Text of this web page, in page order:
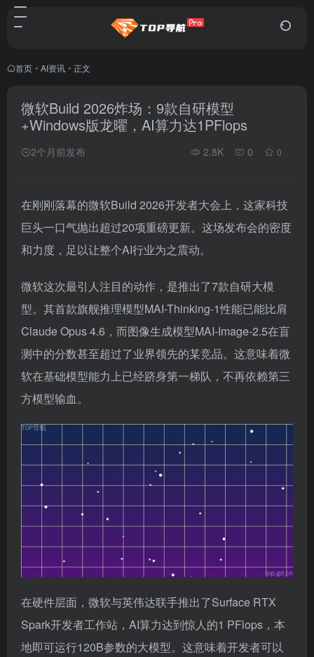
首页 • AI资讯 • 正文
微软Build 2026炸场：9款自研模型
+Windows版龙曜，AI算力达1PFlops
2个月前发布 2.8K 0 0
在刚刚落幕的微软Build 2026开发者大会上，这家科技
巨头一口气抛出超过20项重磅更新。这场发布会的密度
和力度，足以让整个AI行业为之震动。
微软这次最引人注目的动作，是推出了7款自研大模
型。其首款旗舰推理模型MAI-Thinking-1性能已能比肩
Claude Opus 4.6，而图像生成模型MAI-Image-2.5在盲
测中的分数甚至超过了业界领先的某竞品。这意味着微
软在基础模型能力上已经跻身第一梯队，不再依赖第三
方模型输血。
在硬件层面，微软与英伟达联手推出了Surface RTX
Spark开发者工作站，AI算力达到惊人的1 PFlops，本
地即可运行120B参数的大模型。这意味着开发者可以